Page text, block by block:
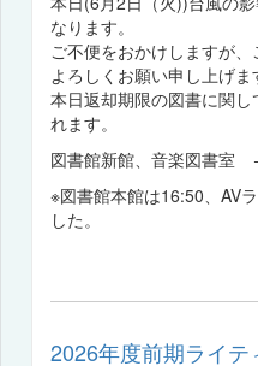
なります。
ご不便をおかけしますが、
よろしくお願い申し上げま
本日返却期限の図書に関
れます。
図書館新館、音楽図書室
※図書館本館は16:50、AV
した。
2026年度前期ライ